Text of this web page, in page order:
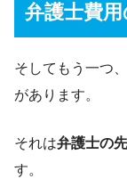
弁護士費
そしてもう一つ
があります。
それは弁護士の
す。